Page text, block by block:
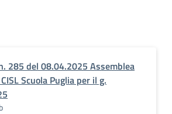
285 del 08.04.2025 Assemblea
Scuola Puglia per il g.